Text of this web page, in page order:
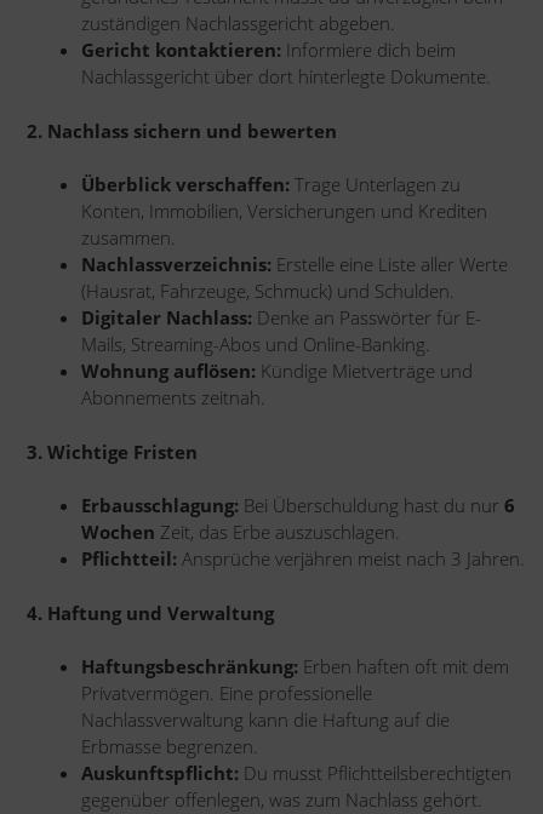
zuständigen Nachlassgericht abgeben.
Gericht kontaktieren: Informiere dich beim
Nachlassgericht über dort hinterlegte Dokumente.
2. Nachlass sichern und bewerten
Überblick verschaffen: Trage Unterlagen zu
Konten, Immobilien, Versicherungen und Krediten
zusammen.
Nachlassverzeichnis: Erstelle eine Liste aller Werte
(Hausrat, Fahrzeuge, Schmuck) und Schulden.
Digitaler Nachlass: Denke an Passwörter für E-
Mails, Streaming-Abos und Online-Banking.
Wohnung auflösen: Kündige Mietverträge und
Abonnements zeitnah.
3. Wichtige Fristen
Erbausschlagung: Bei Überschuldung hast du nur 6
Wochen Zeit, das Erbe auszuschlagen.
Pflichtteil: Ansprüche verjähren meist nach 3 Jahren.
4. Haftung und Verwaltung
Haftungsbeschränkung: Erben haften oft mit dem
Privatvermögen. Eine professionelle
Nachlassverwaltung kann die Haftung auf die
Erbmasse begrenzen.
Auskunftspflicht: Du musst Pflichtteilsberechtigten
gegenüber offenlegen, was zum Nachlass gehört.